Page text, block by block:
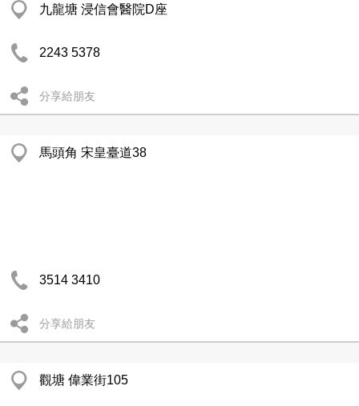
九龍塘 浸信會醫院D座
2243 5378
分享給朋友
馬頭角 宋皇臺道38
3514 3410
分享給朋友
觀塘 偉業街105